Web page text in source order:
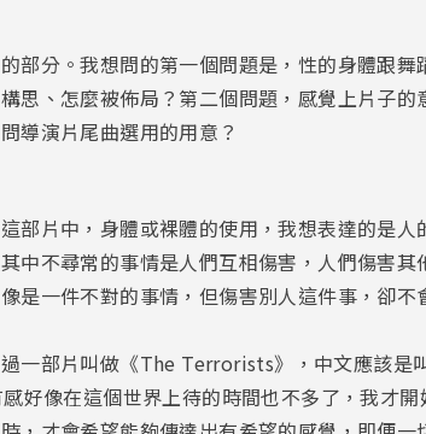
部分。我想問的第一個問題是，性的身體跟舞
思、怎麼被佈局？第二個問題，感覺上片子的
導演片尾曲選用的用意？
部片中，身體或裸體的使用，我想表達的是人
中不尋常的事情是人們互相傷害，人們傷害其
是一件不對的事情，但傷害別人這件事，卻不
一部片叫做《The Terrorists》，中文應該是
好像在這個世界上待的時間也不多了，我才